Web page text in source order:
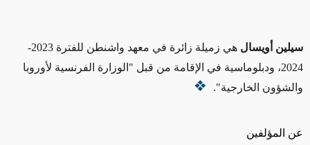
عن المؤلفين
سيلين أويسال
هي زميلة زائرة في معهد واشنطن للفترة 2023-
2024، ودبلوماسية في الإقامة من قبل "الوزارة الفرنسية لأوروبا
والشؤون الخارجية".